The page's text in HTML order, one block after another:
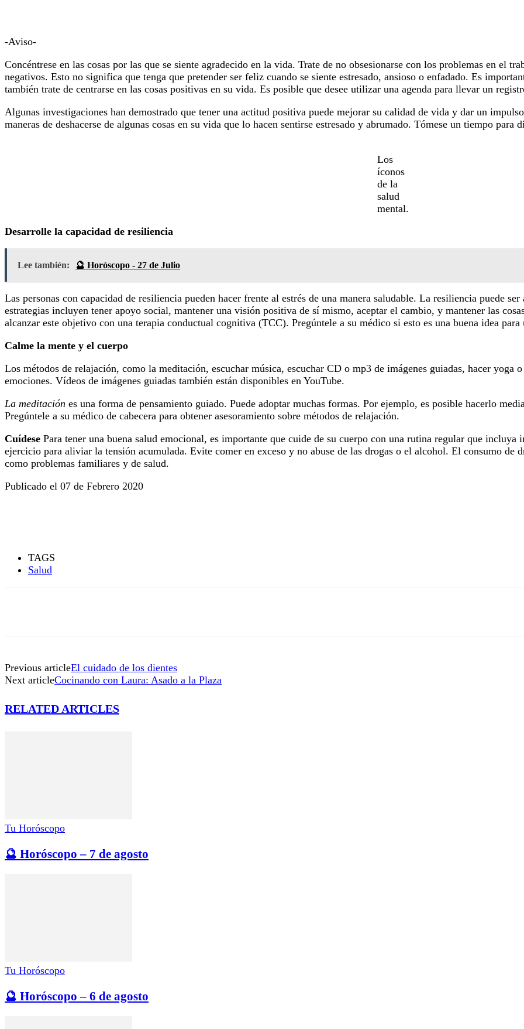
-Aviso-
Concéntrese en las cosas por las que se siente agradecido en la vida. Trate de no obsesionarse con los problemas en el
negativos. Esto no significa que tenga que pretender ser feliz cuando se siente estresado, ansioso o enfadado. Es
también trate de centrarse en las cosas positivas en su vida. Es posible que desee utilizar una agenda para llevar un
Algunas investigaciones han demostrado que tener una actitud positiva puede mejorar su calidad de vida y dar un
maneras de deshacerse de algunas cosas en su vida que lo hacen sentirse estresado y abrumado. Tómese un tiempo para
Los
íconos
de la
salud
mental.
Desarrolle la capacidad de resiliencia
Lee también: 🔮 Horóscopo - 27 de Julio
Las personas con capacidad de resiliencia pueden hacer frente al estrés de una manera saludable. La resiliencia puede
estrategias incluyen tener apoyo social, mantener una visión positiva de sí mismo, aceptar el cambio, y mantener las
alcanzar este objetivo con una terapia conductual cognitiva (TCC). Pregúntele a su médico si esto es una buena idea para
Calme la mente y el cuerpo
Los métodos de relajación, como la meditación, escuchar música, escuchar CD o mp3 de imágenes guiadas, hacer
emociones. Vídeos de imágenes guiadas también están disponibles en YouTube.
La meditación es una forma de pensamiento guiado. Puede adoptar muchas formas. Por ejemplo, es posible hacerlo
Pregúntele a su médico de cabecera para obtener asesoramiento sobre métodos de relajación.
Cuídese Para tener una buena salud emocional, es importante que cuide de su cuerpo con una rutina regular que
ejercicio para aliviar la tensión acumulada. Evite comer en exceso y no abuse de las drogas o el alcohol. El consumo de
como problemas familiares y de salud.
Publicado el 07 de Febrero 2020
TAGS
Salud
Previous articleEl cuidado de los dientes
Next articleCocinando con Laura: Asado a la Plaza
RELATED ARTICLES
Tu Horóscopo
🔮 Horóscopo – 7 de agosto
Tu Horóscopo
🔮 Horóscopo – 6 de agosto